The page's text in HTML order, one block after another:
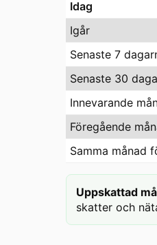
Idag
Igår
Senaste 7
Senaste 30
Innevarande
Föregående
Samma månad
Uppskattad
skatter och